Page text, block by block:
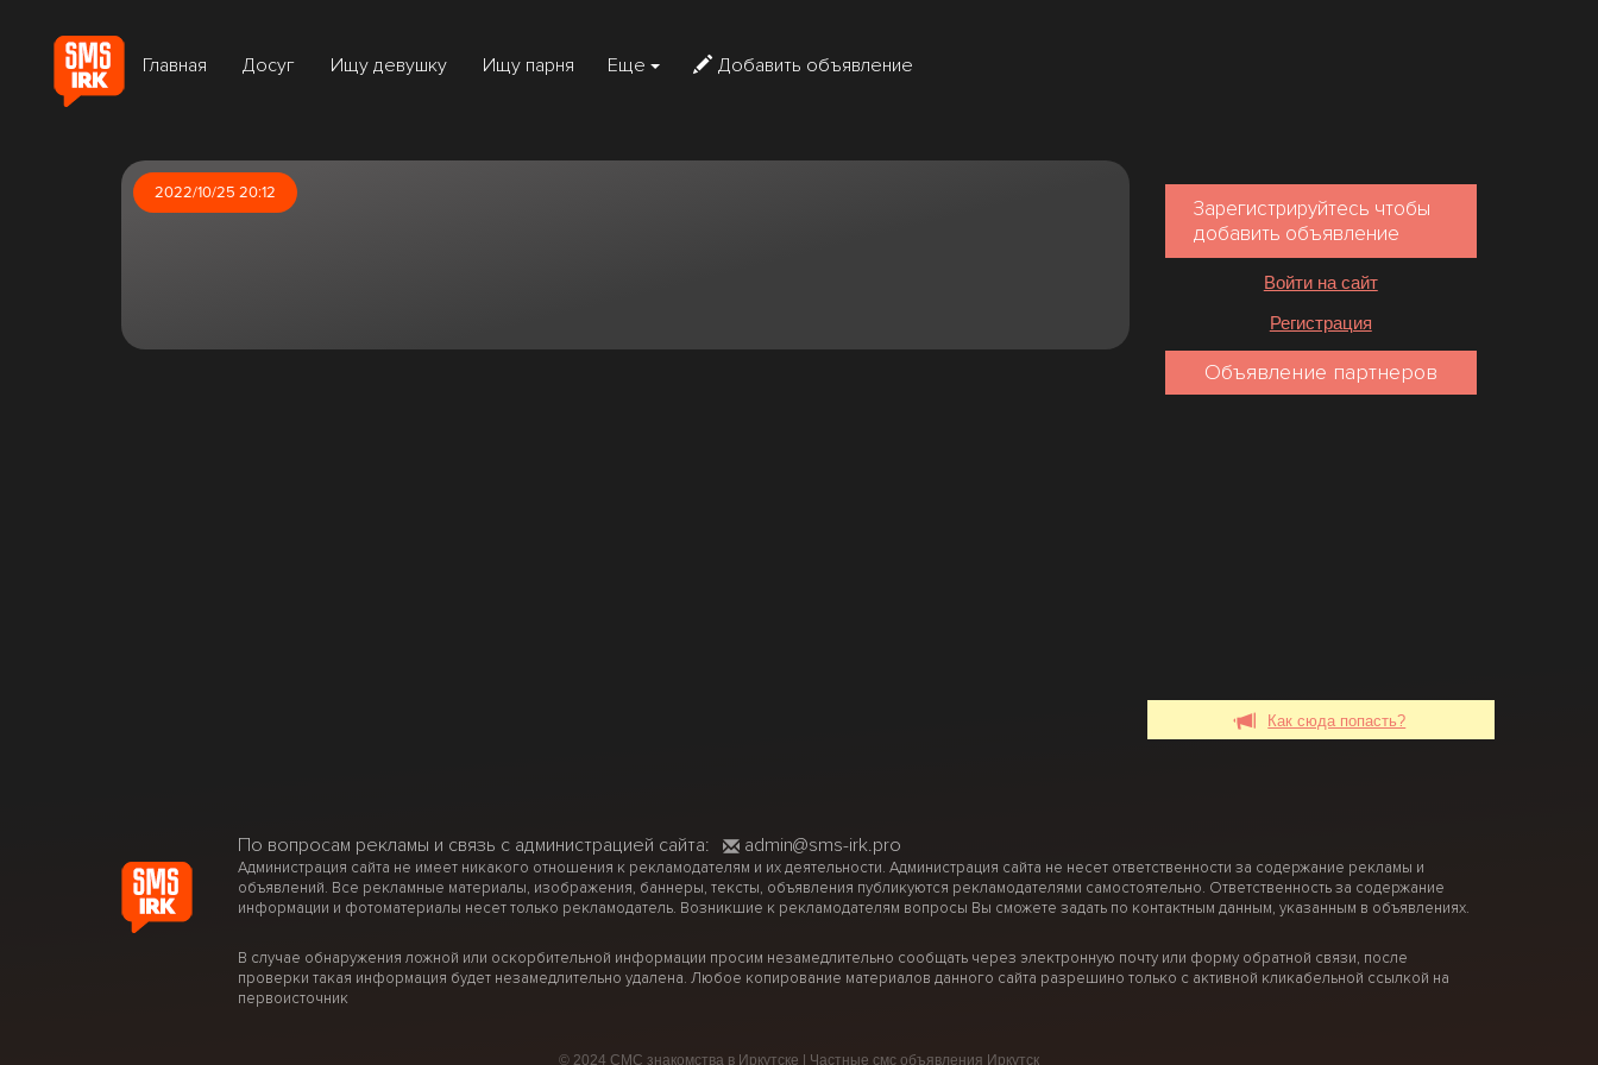
Главная Досуг Ищу девушку Ищу парня Еще Добавить объявление
2022/10/25 20:12
Зарегистрируйтесь чтобы
добавить объявление
Войти на сайт
Регистрация
Объявление партнеров
Как сюда попасть?
По вопросам рекламы и связь с администрацией сайта: admin@sms-irk.pro
Администрация сайта не имеет никакого отношения к рекламодателям и их деятельности. Администрация сайта не несет ответственности за содержание рекламы и
объявлений. Все рекламные материалы, изображения, баннеры, тексты, объявления публикуются рекламодателями самостоятельно. Ответственность за содержание
информации и фотоматериалы несет только рекламодатель. Возникшие к рекламодателям вопросы Вы сможете задать по контактным данным, указанным в объявлениях.
В случае обнаружения ложной или оскорбительной информации просим незамедлительно сообщать через электронную почту или форму обратной связи, после
проверки такая информация будет незамедлительно удалена. Любое копирование материалов данного сайта разрешино только с активной кликабельной ссылкой на
первоисточник
© 2024 СМС знакомства в Иркутске | Частные смс объявления Иркутск